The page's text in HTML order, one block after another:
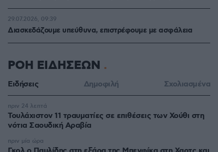
Διασκεδάζουμε υπεύθυνα, επιστρέφουμε με ασφάλεια
29.07.2026, 09:39
ΡΟΗ ΕΙΔΗΣΕΩΝ
Ειδήσεις Δημοφιλή Σχολιασμένα
Τουλάχιστον 11 τραυματίες σε επιθέσεις των Χούθι στη
νότια Σαουδική Αραβία
πριν 24 λεπτά
πριν μία ώρα